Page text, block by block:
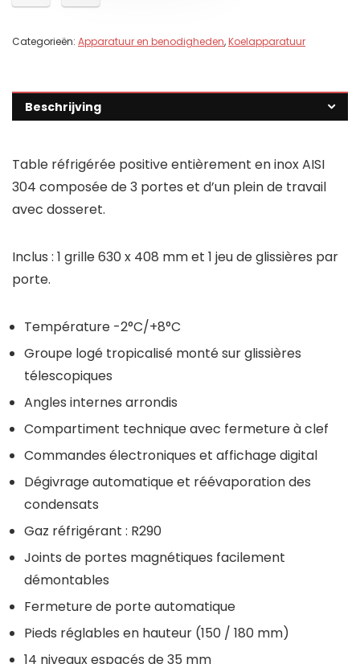
Categorieën: Apparatuur en benodigheden,Koelapparatuur
Beschrijving
Table réfrigérée positive entièrement en inox AISI
304 composée de 3 portes et d’un plein de travail
avec dosseret.
Inclus : 1 grille 630 x 408 mm et 1 jeu de glissières par
porte.
Température -2°C/+8°C
Groupe logé tropicalisé monté sur glissières
télescopiques
Angles internes arrondis
Compartiment technique avec fermeture à clef
Commandes électroniques et affichage digital
Dégivrage automatique et réévaporation des
condensats
Gaz réfrigérant : R290
Joints de portes magnétiques facilement
démontables
Fermeture de porte automatique
Pieds réglables en hauteur (150 / 180 mm)
14 niveaux espacés de 35 mm